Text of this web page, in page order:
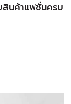
สินค้าแฟชั่นครบ